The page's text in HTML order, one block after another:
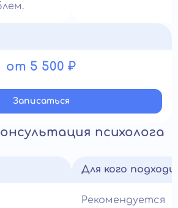
от 5 500 ₽
Записатьcя
психолога
Для кого
Рекомендуется